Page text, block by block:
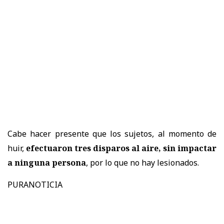
Cabe hacer presente que los sujetos, al momento de
huir, efectuaron tres disparos al aire, sin impactar
a ninguna persona, por lo que no hay lesionados.
PURANOTICIA